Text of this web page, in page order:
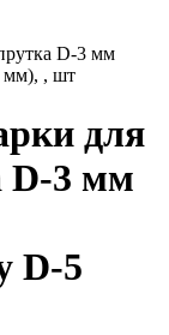
D-3 мм
мм), , шт
для
D-3 мм
D-5